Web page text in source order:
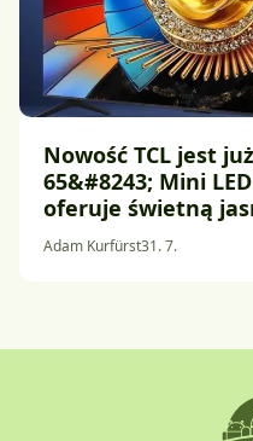
Nowość TCL jest
65&#8243; Mini
oferuje świetną
Adam Kurfürst31. 7.